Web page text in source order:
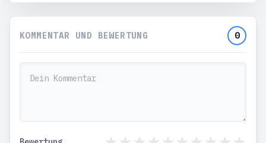
KOMMENTAR UND BEWERTUNG 0